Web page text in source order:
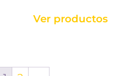
Ver productos